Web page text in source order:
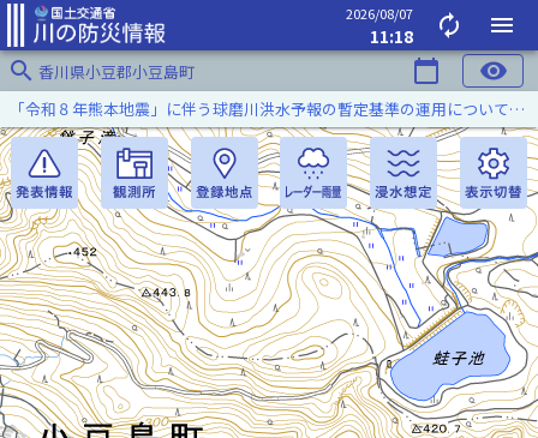
2026/08/07
11:18 autorenew
menu
search 香川県小豆郡小豆島町 calendar_today visibility
「令和８年熊本地震」に伴う球磨川洪水予報の暫定基準の運用について（令和８年８月５日）